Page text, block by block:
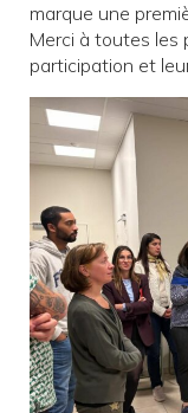
marque une
Merci à toutes les
participation et